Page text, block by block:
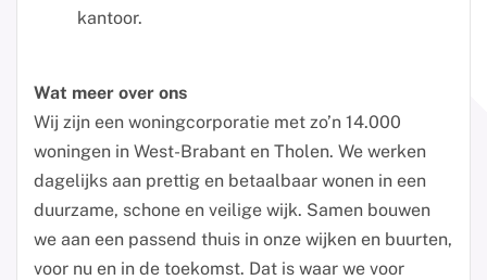
kantoor.
Wat meer over ons
Wij zijn een woningcorporatie met zo’n 14.000
woningen in West-Brabant en Tholen. We werken
dagelijks aan prettig en betaalbaar wonen in een
duurzame, schone en veilige wijk. Samen bouwen
we aan een passend thuis in onze wijken en buurten,
voor nu en in de toekomst. Dat is waar we voor